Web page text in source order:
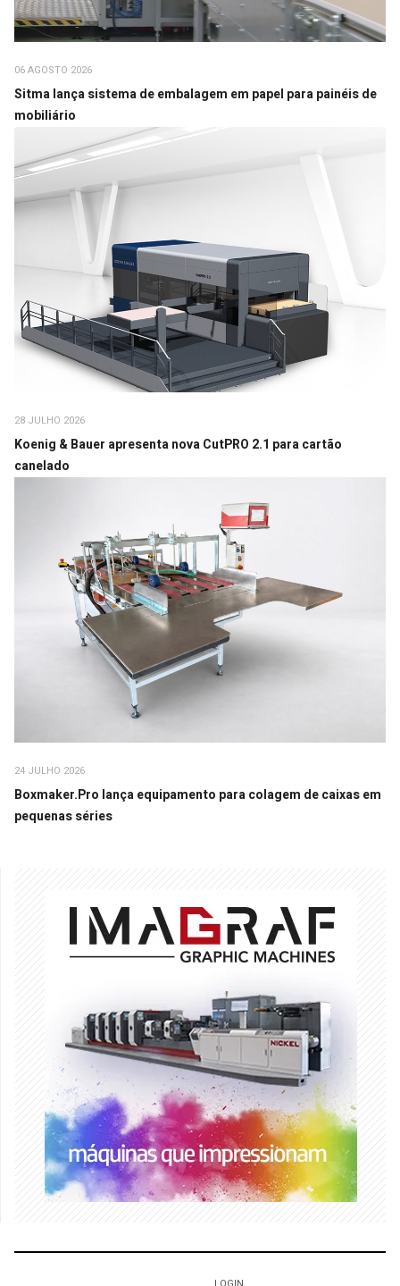
06 AGOSTO 2026
Sitma lança sistema de embalagem em papel para painéis de
mobiliário
28 JULHO 2026
Koenig & Bauer apresenta nova CutPRO 2.1 para cartão
canelado
24 JULHO 2026
Boxmaker.Pro lança equipamento para colagem de caixas em
pequenas séries